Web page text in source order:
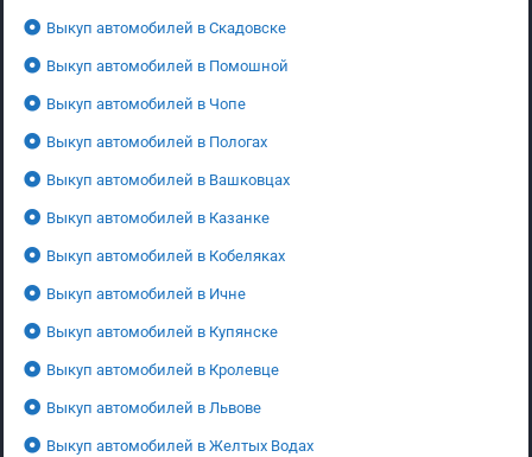
Выкуп автомобилей в Скадовске
Выкуп автомобилей в Помошной
Выкуп автомобилей в Чопе
Выкуп автомобилей в Пологах
Выкуп автомобилей в Вашковцах
Выкуп автомобилей в Казанке
Выкуп автомобилей в Кобеляках
Выкуп автомобилей в Ичне
Выкуп автомобилей в Купянске
Выкуп автомобилей в Кролевце
Выкуп автомобилей в Львове
Выкуп автомобилей в Желтых Водах